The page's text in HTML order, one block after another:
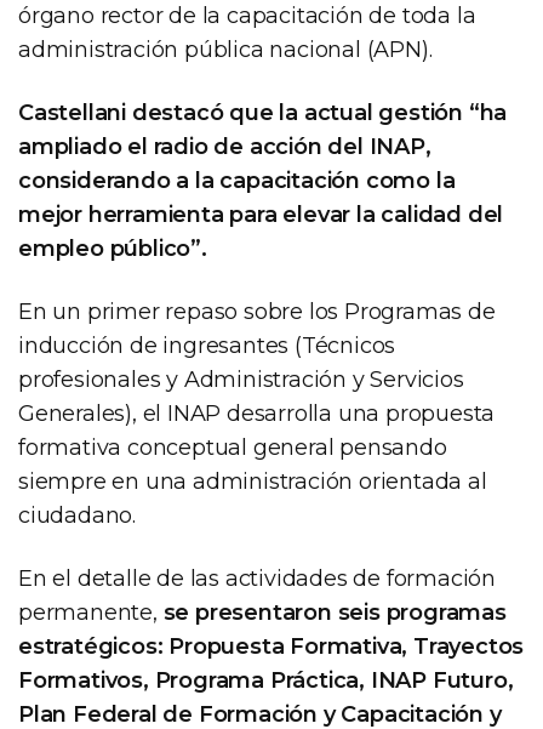
órgano rector de la capacitación de toda la
administración pública nacional (APN).
Castellani destacó que la actual gestión “ha
ampliado el radio de acción del INAP,
considerando a la capacitación como la
mejor herramienta para elevar la calidad del
empleo público”.
En un primer repaso sobre los Programas de
inducción de ingresantes (Técnicos
profesionales y Administración y Servicios
Generales), el INAP desarrolla una propuesta
formativa conceptual general pensando
siempre en una administración orientada al
ciudadano.
En el detalle de las actividades de formación
permanente, se presentaron seis programas
estratégicos: Propuesta Formativa, Trayectos
Formativos, Programa Práctica, INAP Futuro,
Plan Federal de Formación y Capacitación y